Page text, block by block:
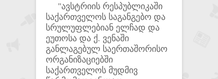
"ავსტრიის რესპუბლიკაში
საქართველოს საგანგებო და
სრულუფლებიან ელჩად და
ეუთოსა და ქ. ვენაში
განლაგებულ საერთაშორისო
ორგანიზაციებში
საქართველოს მუდმივ